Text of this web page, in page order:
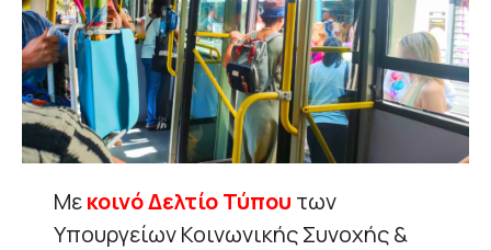
Μεκοινό Δελτίο Τύπου των
Υπουργείων Κοινωνικής Συνοχής &